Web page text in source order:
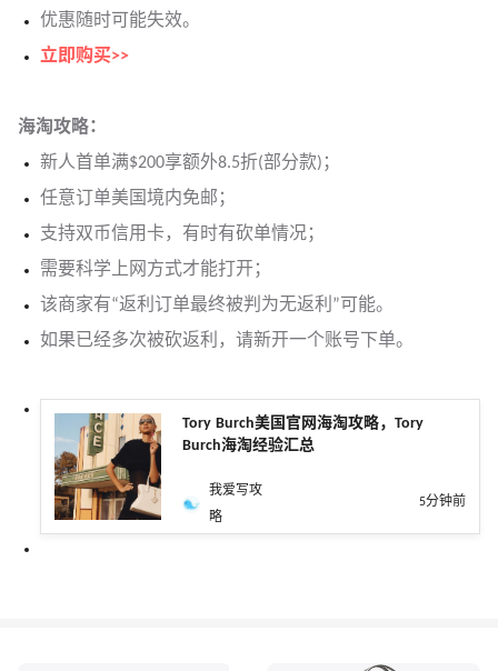
优惠随时可能失效。
立即购买>>
海淘攻略：
新人首单满$200享额外8.5折(部分款)；
任意订单美国境内免邮；
支持双币信用卡，有时有砍单情况；
需要科学上网方式才能打开；
该商家有“返利订单最终被判为无返利”可能。
如果已经多次被砍返利，请新开一个账号下单。
Tory Burch美国官网海淘攻略，Tory
Burch海淘经验汇总
我爱写攻
略
5分钟前